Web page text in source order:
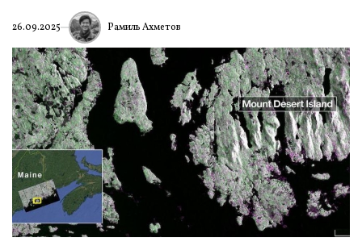
26.09.2025 Рамиль Ахметов